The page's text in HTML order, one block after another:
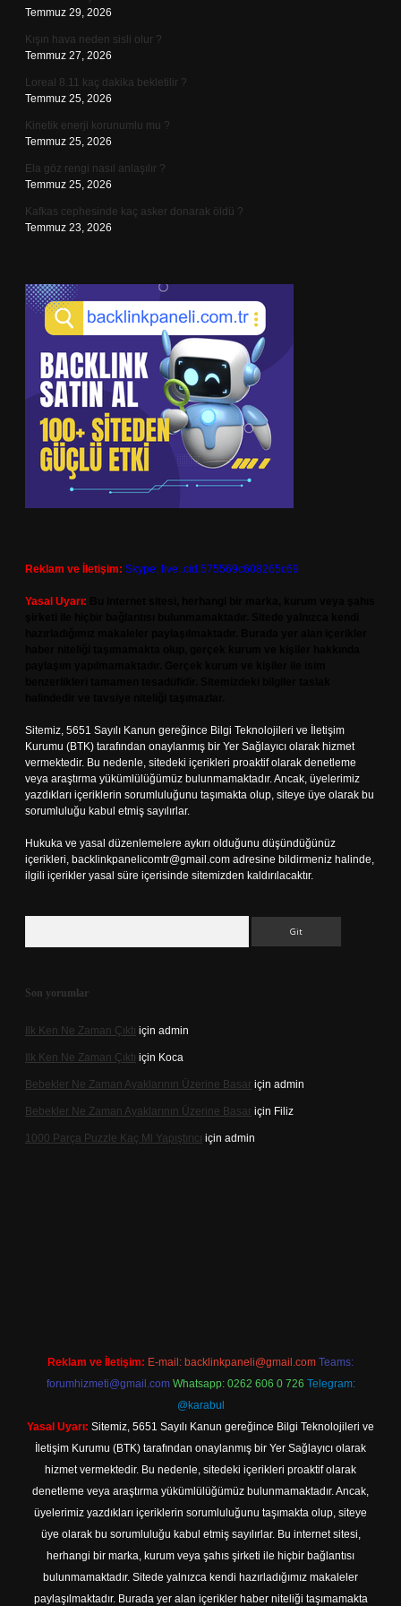
Temmuz 29, 2026
Kışın hava neden sisli olur ?
Temmuz 27, 2026
Loreal 8.11 kaç dakika bekletilir ?
Temmuz 25, 2026
Kinetik enerji korunumlu mu ?
Temmuz 25, 2026
Ela göz rengi nasıl anlaşılır ?
Temmuz 25, 2026
Kafkas cephesinde kaç asker donarak öldü ?
Temmuz 23, 2026
Reklam ve İletişim: Skype: live:.cid.575569c608265c69
Yasal Uyarı:
Sitemiz, 5651 Sayılı Kanun gereğince Bilgi Teknolojileri ve İletişim
Kurumu (BTK) tarafından onaylanmış bir Yer Sağlayıcı olarak hizmet
vermektedir. Bu nedenle, sitedeki içerikleri proaktif olarak denetleme
veya araştırma yükümlülüğümüz bulunmamaktadır. Ancak, üyelerimiz
yazdıkları içeriklerin sorumluluğunu taşımakta olup, siteye üye olarak bu
sorumluluğu kabul etmiş sayılırlar.
Hukuka ve yasal düzenlemelere aykırı olduğunu düşündüğünüz
içerikleri, backlinkpanelicomtr@gmail.com adresine bildirmeniz halinde,
ilgili içerikler yasal süre içerisinde sitemizden kaldırılacaktır.
Son yorumlar
Ilk Ken Ne Zaman Çıktı için admin
Ilk Ken Ne Zaman Çıktı için Koca
Bebekler Ne Zaman Ayaklarının Üzerine Basar için admin
Bebekler Ne Zaman Ayaklarının Üzerine Basar için Filiz
1000 Parça Puzzle Kaç Ml Yapıştırıcı için admin
Reklam ve İletişim: E-mail: backlinkpaneli@gmail.com Teams:
forumhizmeti@gmail.com Whatsapp: 0262 606 0 726 Telegram:
@karabul
Yasal Uyarı: Sitemiz, 5651 Sayılı Kanun gereğince Bilgi Teknolojileri ve
İletişim Kurumu (BTK) tarafından onaylanmış bir Yer Sağlayıcı olarak
hizmet vermektedir. Bu nedenle, sitedeki içerikleri proaktif olarak
denetleme veya araştırma yükümlülüğümüz bulunmamaktadır. Ancak,
üyelerimiz yazdıkları içeriklerin sorumluluğunu taşımakta olup, siteye
üye olarak bu sorumluluğu kabul etmiş sayılırlar. Bu internet sitesi,
herhangi bir marka, kurum veya şahıs şirketi ile hiçbir bağlantısı
bulunmamaktadır. Sitede yalnızca kendi hazırladığımız makaleler
paylaşılmaktadır. Burada yer alan içerikler haber niteliği taşımamakta